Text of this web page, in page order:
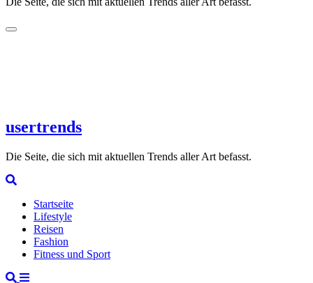
usertrends
Die Seite, die sich mit aktuellen Trends aller Art befasst.
Startseite
Lifestyle
Reisen
Fashion
Fitness und Sport